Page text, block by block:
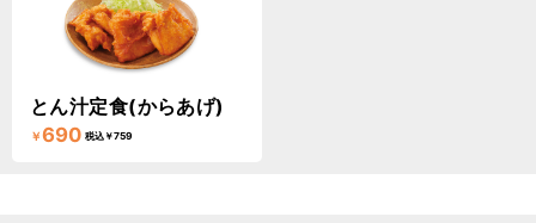
とん汁定食(からあげ)
￥690 税込￥759